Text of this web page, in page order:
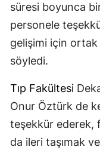
süresi boyunca
personele
gelişimi için ortak
söyledi.
Tıp Fakültesi
Onur Öztürk de
teşekkür ederek,
da ileri taşımak